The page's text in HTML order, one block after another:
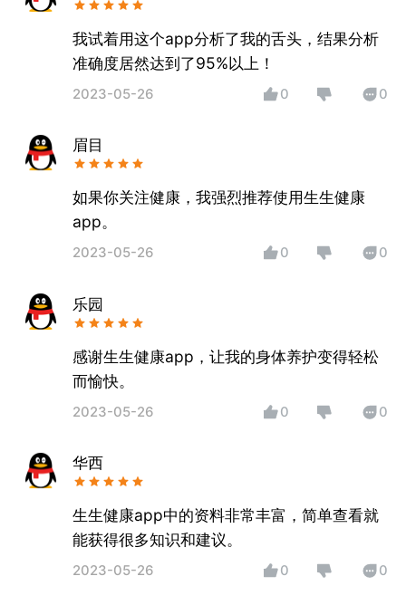
我试着用这个app分析了我的舌头，结果分析
准确度居然达到了95%以上！
2023-05-26 0 0
眉目
如果你关注健康，我强烈推荐使用生生健康
app。
2023-05-26 0 0
乐园
感谢生生健康app，让我的身体养护变得轻松
而愉快。
2023-05-26 0 0
华西
生生健康app中的资料非常丰富，简单查看就
能获得很多知识和建议。
2023-05-26 0 0